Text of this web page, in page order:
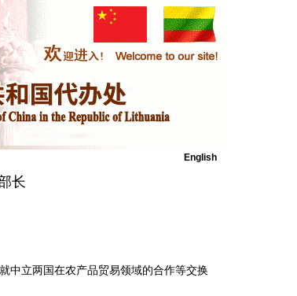
English
长
立两国在农产品贸易领域的合作等交换